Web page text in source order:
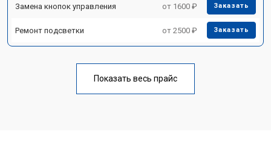
Замена кнопок управления от 1600 ₽ Заказать
Ремонт подсветки от 2500 ₽ Заказать
Показать весь прайс